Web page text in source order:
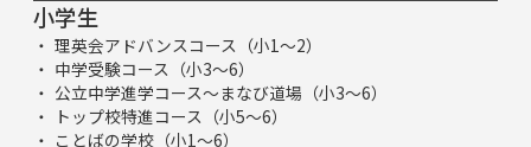
小学生
理英会アドバンスコース（小1～2）
中学受験コース（小3～6）
公立中学進学コース～まなび道場（小3～6）
トップ校特進コース（小5～6）
ことばの学校（小1～6）